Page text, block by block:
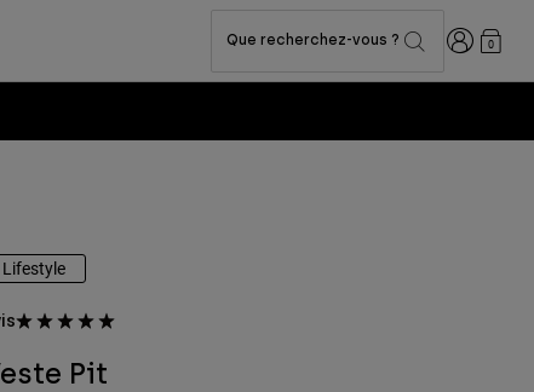
Que recherchez-vous ? Connexion
0
Lifestyle
Pit